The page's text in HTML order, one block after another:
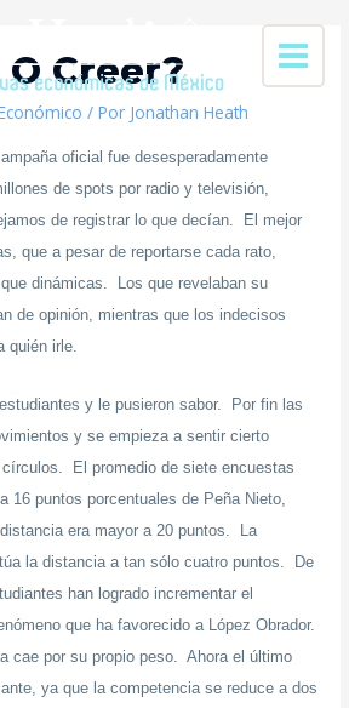
Creer?
/ Por Jonathan Heath
oficial fue desesperadamente
de spots por radio y televisión,
de registrar lo que decían. El mejor
que a pesar de reportarse cada rato,
dinámicas. Los que revelaban su
de opinión, mientras que los indecisos
quién irle.
y le pusieron sabor. Por fin las
y se empieza a sentir cierto
El promedio de siete encuestas
16 puntos porcentuales de Peña Nieto,
era mayor a 20 puntos. La
la distancia a tan sólo cuatro puntos. De
han logrado incrementar el
que ha favorecido a López Obrador.
cae por su propio peso. Ahora el último
ya que la competencia se reduce a dos